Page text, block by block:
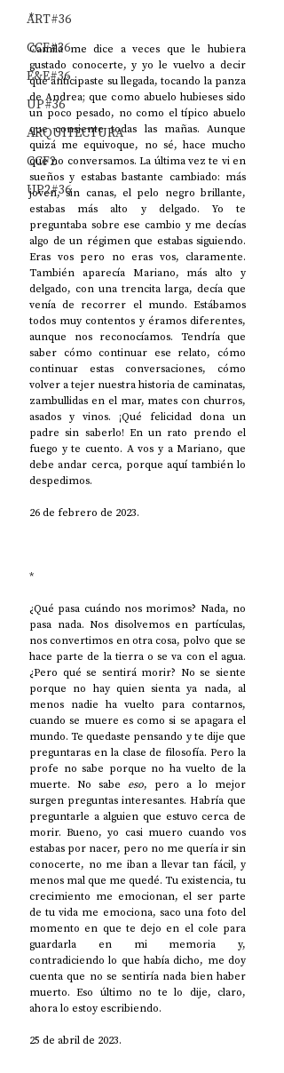
ART#36
CCF#36
E&E#36
UP#36
ARQUITECTURA
CCF2
UP2#36
*
Camila me dice a veces que le hubiera
gustado conocerte, y yo le vuelvo a decir
que anticipaste su llegada, tocando la panza
de Andrea; que como abuelo hubieses sido
un poco pesado, no como el típico abuelo
que consiente todas las mañas. Aunque
quizá me equivoque, no sé, hace mucho
que no conversamos. La última vez te vi en
sueños y estabas bastante cambiado: más
joven, sin canas, el pelo negro brillante,
estabas más alto y delgado. Yo te
preguntaba sobre ese cambio y me decías
algo de un régimen que estabas siguiendo.
Eras vos pero no eras vos, claramente.
También aparecía Mariano, más alto y
delgado, con una trencita larga, decía que
venía de recorrer el mundo. Estábamos
todos muy contentos y éramos diferentes,
aunque nos reconocíamos. Tendría que
saber cómo continuar ese relato, cómo
continuar estas conversaciones, cómo
volver a tejer nuestra historia de caminatas,
zambullidas en el mar, mates con churros,
asados y vinos. ¡Qué felicidad dona un
padre sin saberlo! En un rato prendo el
fuego y te cuento. A vos y a Mariano, que
debe andar cerca, porque aquí también lo
despedimos.
26 de febrero de 2023.
*
¿Qué pasa cuándo nos morimos? Nada, no
pasa nada. Nos disolvemos en partículas,
nos convertimos en otra cosa, polvo que se
hace parte de la tierra o se va con el agua.
¿Pero qué se sentirá morir? No se siente
porque no hay quien sienta ya nada, al
menos nadie ha vuelto para contarnos,
cuando se muere es como si se apagara el
mundo. Te quedaste pensando y te dije que
preguntaras en la clase de filosofía. Pero la
profe no sabe porque no ha vuelto de la
muerte. No sabe eso, pero a lo mejor
surgen preguntas interesantes. Habría que
preguntarle a alguien que estuvo cerca de
morir. Bueno, yo casi muero cuando vos
estabas por nacer, pero no me quería ir sin
conocerte, no me iban a llevar tan fácil, y
menos mal que me quedé. Tu existencia, tu
crecimiento me emocionan, el ser parte
de tu vida me emociona, saco una foto del
momento en que te dejo en el cole para
guardarla en mi memoria y,
contradiciendo lo que había dicho, me doy
cuenta que no se sentiría nada bien haber
muerto. Eso último no te lo dije, claro,
ahora lo estoy escribiendo.
25 de abril de 2023.